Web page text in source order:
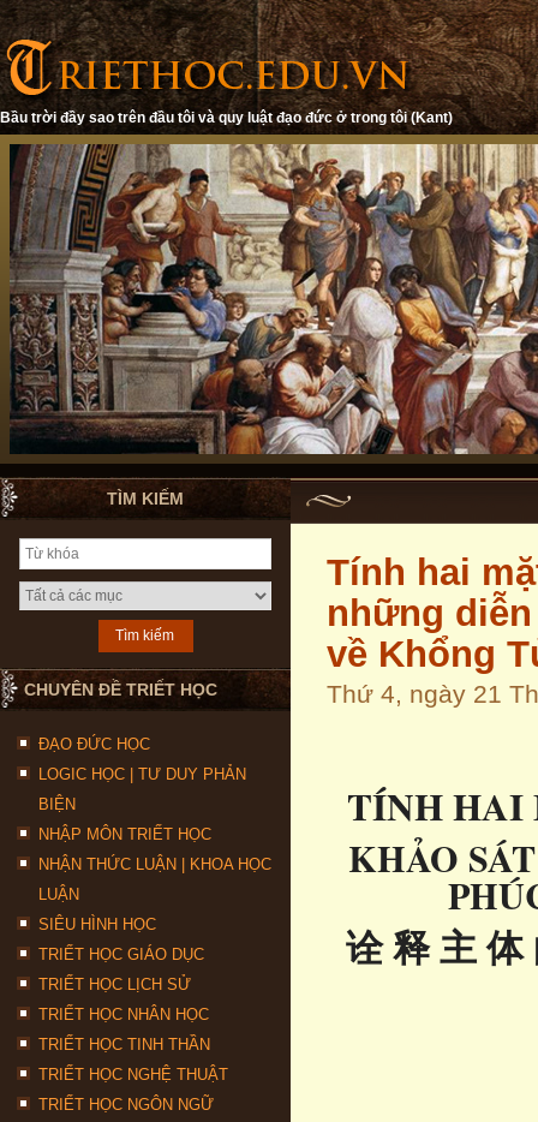
Bầu trời đầy sao trên đầu tôi và quy luật đạo đức ở trong tôi (Kant)
TÌM KIẾM
CHUYÊN ĐỀ TRIẾT HỌC
ĐẠO ĐỨC HỌC
LOGIC HỌC | TƯ DUY PHẢN
BIỆN
NHẬP MÔN TRIẾT HỌC
NHẬN THỨC LUẬN | KHOA HỌC
LUẬN
SIÊU HÌNH HỌC
TRIẾT HỌC GIÁO DỤC
TRIẾT HỌC LỊCH SỬ
TRIẾT HỌC NHÂN HỌC
TRIẾT HỌC TINH THẦN
TRIẾT HỌC NGHỆ THUẬT
TRIẾT HỌC NGÔN NGỮ
Tính hai
những
về Khổng
Thứ 4, ngày 21
TÍNH HAI
KHẢO SÁT
诠释主体